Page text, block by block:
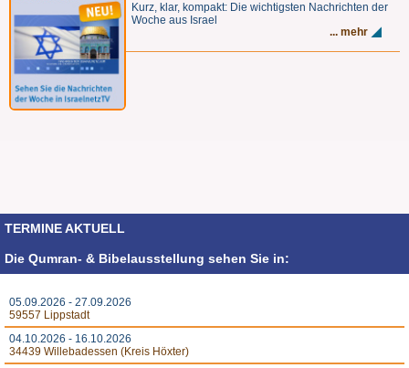
Kurz, klar, kompakt: Die wichtigsten Nachrichten der
Woche aus Israel
... mehr
TERMINE AKTUELL
Die Qumran- & Bibelausstellung sehen Sie in:
05.09.2026 - 27.09.2026
59557 Lippstadt
04.10.2026 - 16.10.2026
34439 Willebadessen (Kreis Höxter)